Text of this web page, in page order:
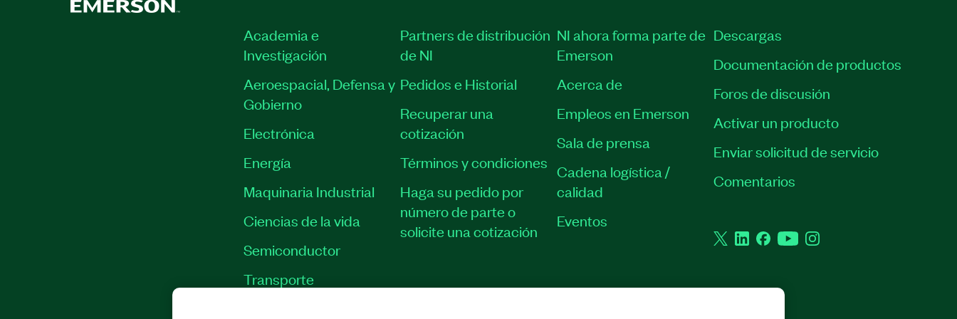
Academia e
Investigación
Aeroespacial, Defensa y
Gobierno
Electrónica
Energía
Maquinaria Industrial
Ciencias de la vida
Semiconductor
Transporte
Partners de distribución
de NI
Pedidos e Historial
Recuperar una
cotización
Términos y condiciones
Haga su pedido por
número de parte o
solicite una cotización
NI ahora forma parte de
Emerson
Acerca de
Empleos en Emerson
Sala de prensa
Cadena logística /
calidad
Eventos
Descargas
Documentación de productos
Foros de discusión
Activar un producto
Enviar solicitud de servicio
Comentarios
TwitterLinkedIn
Facebook
YouTubeInstagram